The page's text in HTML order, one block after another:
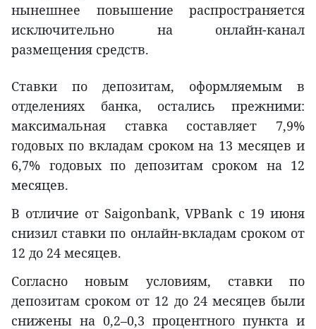
нынешнее повышение распространяется
исключительно на онлайн-канал
размещения средств.
Ставки по депозитам, оформляемым в
отделениях банка, остались прежними:
максимальная ставка составляет 7,9%
годовых по вкладам сроком на 13 месяцев и
6,7% годовых по депозитам сроком на 12
месяцев.
В отличие от Saigonbank, VPBank с 19 июня
снизил ставки по онлайн-вкладам сроком от
12 до 24 месяцев.
Согласно новым условиям, ставки по
депозитам сроком от 12 до 24 месяцев были
снижены на 0,2–0,3 процентного пункта и